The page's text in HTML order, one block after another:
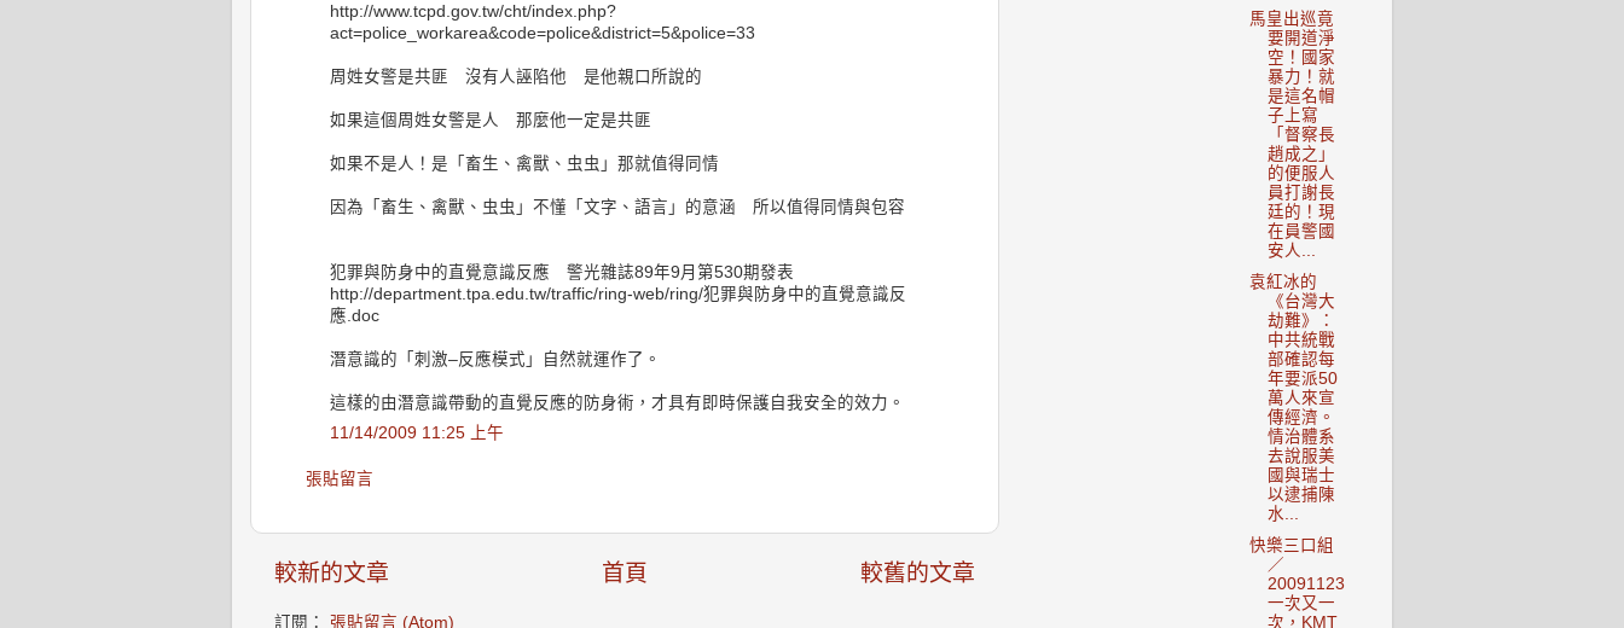
http://www.tcpd.gov.tw/cht/index.php?
act=police_workarea&code=police&district=5&police=33
周姓女警是共匪 沒有人誣陷他 是他親口所說的
如果這個周姓女警是人 那麼他一定是共匪
如果不是人！是「畜生、禽獸、虫虫」那就值得同情
因為「畜生、禽獸、虫虫」不懂「文字、語言」的意涵 所以值得同情與包容
犯罪與防身中的直覺意識反應 警光雜誌89年9月第530期發表
http://department.tpa.edu.tw/traffic/ring-web/ring/犯罪與防身中的直覺意識反
應.doc
潛意識的「刺激–反應模式」自然就運作了。
這樣的由潛意識帶動的直覺反應的防身術，才具有即時保護自我安全的效力。
11/14/2009 11:25 上午
張貼留言
較新的文章 較舊的文章
首頁
訂閱： 張貼留言 (Atom)
馬皇出巡竟
要開道淨
空！國家
暴力！就
是這名帽
子上寫
「督察長
趙成之」
的便服人
員打謝長
廷的！現
在員警國
安人...
袁紅冰的
《台灣大
劫難》：
中共統戰
部確認每
年要派50
萬人來宣
傳經濟。
情治體系
去說服美
國與瑞士
以逮捕陳
水...
快樂三口組
／
20091123
一次又一
次，KMT